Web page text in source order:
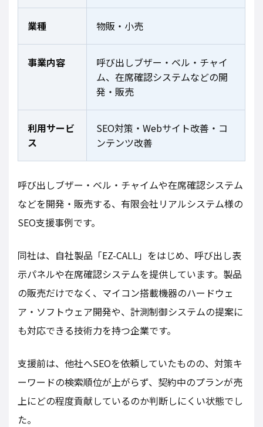
業種 物販・小売
事業内容
呼び出しブザー・ベル・チャイ
ム、在席確認システムなどの開
発・販売
利用サービ
ス
SEO対策・Webサイト改善・コ
ンテンツ改善
呼び出しブザー・ベル・チャイムや在席確認システム
などを開発・販売する、有限会社リアルシステム様の
SEO支援事例です。
同社は、自社製品「EZ-CALL」をはじめ、呼び出し表
示パネルや在席確認システムを提供しています。製品
の販売だけでなく、マイコン搭載機器のハードウェ
ア・ソフトウェア開発や、計測制御システムの提案に
も対応できる技術力を持つ企業です。
支援前は、他社へSEOを依頼していたものの、対策キ
ーワードの検索順位が上がらず、契約中のプランが売
上にどの程度貢献しているのか判断しにくい状態でし
た。